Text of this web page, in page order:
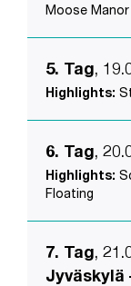
Moose Manor
5. Tag,
Highlights:
6. Tag,
Highlights:
Floating
7. Tag,
Jyväskylä